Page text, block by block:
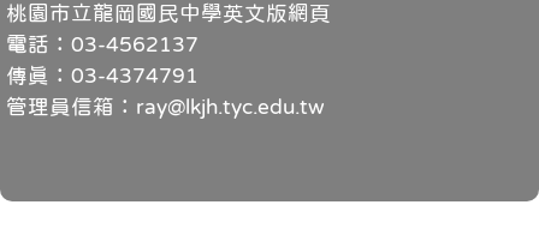
桃園市立龍岡國民中學英文版網頁
電話：03-4562137
傳真：03-4374791
管理員信箱：ray@lkjh.tyc.edu.tw